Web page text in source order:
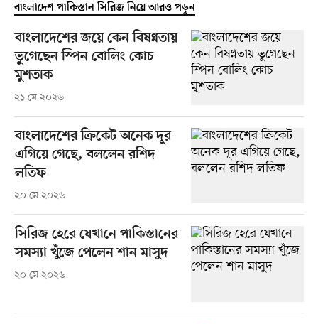
বাংলাদেশ পাকিস্তান সিরিজ নিয়ে আরও পড়ুন
বাংলাদেশের জয়ে কেন বিষণ্নতায়
ভুগেছেন স্পিন বোলিং কোচ
মুশতাক
২১ মে ২০২৬
বাংলাদেশের ক্রিকেট অনেক দূর
এগিয়ে গেছে, বললেন রশিদ
লতিফ
২০ মে ২০২৬
সিরিজ হেরে যেখানে পাকিস্তানের
সমস্যা খুঁজে পেলেন শান মাসুদ
২০ মে ২০২৬